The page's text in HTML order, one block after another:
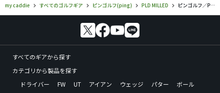
my caddie
すべてのゴルフギア ピンゴルフ(ping) PLD MILLED ピンゴルフ／PLD MILLED ／パターの口コミ評価
すべてのギアから探す
カテゴリから製品を探す
ドライバー
FW UT アイアン ウェッジ パター
ボール